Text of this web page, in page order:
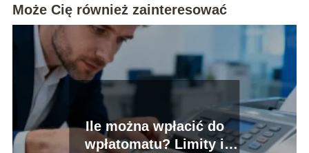
Może Cię również zainteresować
Ile można wpłacić do
wpłatomatu? Limity i